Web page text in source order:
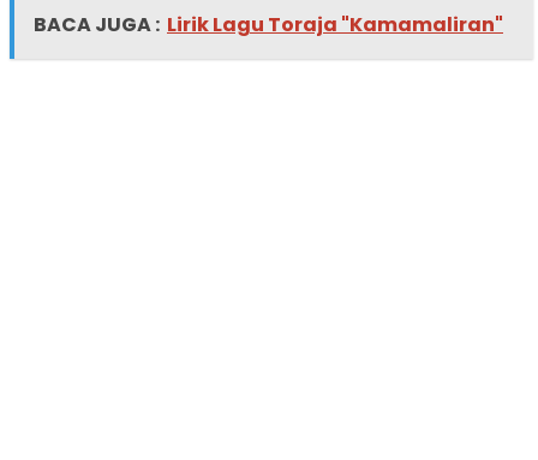
BACA JUGA : Lirik Lagu Toraja "Kamamaliran"